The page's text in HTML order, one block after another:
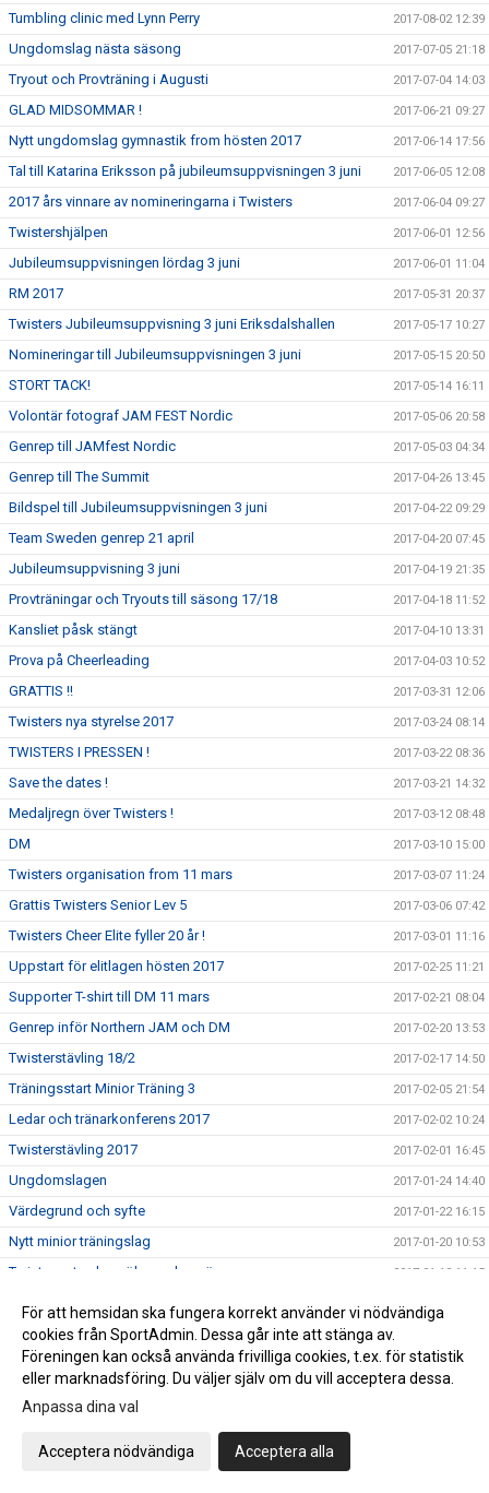
Tumbling clinic med Lynn Perry 2017-08-02 12:39
Ungdomslag nästa säsong 2017-07-05 21:18
Tryout och Provträning i Augusti 2017-07-04 14:03
GLAD MIDSOMMAR ! 2017-06-21 09:27
Nytt ungdomslag gymnastik from hösten 2017 2017-06-14 17:56
Tal till Katarina Eriksson på jubileumsuppvisningen 3 juni 2017-06-05 12:08
2017 års vinnare av nomineringarna i Twisters 2017-06-04 09:27
Twistershjälpen 2017-06-01 12:56
Jubileumsuppvisningen lördag 3 juni 2017-06-01 11:04
RM 2017 2017-05-31 20:37
Twisters Jubileumsuppvisning 3 juni Eriksdalshallen 2017-05-17 10:27
Nomineringar till Jubileumsuppvisningen 3 juni 2017-05-15 20:50
STORT TACK! 2017-05-14 16:11
Volontär fotograf JAM FEST Nordic 2017-05-06 20:58
Genrep till JAMfest Nordic 2017-05-03 04:34
Genrep till The Summit 2017-04-26 13:45
Bildspel till Jubileumsuppvisningen 3 juni 2017-04-22 09:29
Team Sweden genrep 21 april 2017-04-20 07:45
Jubileumsuppvisning 3 juni 2017-04-19 21:35
Provträningar och Tryouts till säsong 17/18 2017-04-18 11:52
Kansliet påsk stängt 2017-04-10 13:31
Prova på Cheerleading 2017-04-03 10:52
GRATTIS !! 2017-03-31 12:06
Twisters nya styrelse 2017 2017-03-24 08:14
TWISTERS I PRESSEN ! 2017-03-22 08:36
Save the dates ! 2017-03-21 14:32
Medaljregn över Twisters ! 2017-03-12 08:48
DM 2017-03-10 15:00
Twisters organisation from 11 mars 2017-03-07 11:24
Grattis Twisters Senior Lev 5 2017-03-06 07:42
Twisters Cheer Elite fyller 20 år ! 2017-03-01 11:16
Uppstart för elitlagen hösten 2017 2017-02-25 11:21
Supporter T-shirt till DM 11 mars 2017-02-21 08:04
Genrep inför Northern JAM och DM 2017-02-20 13:53
Twisterstävling 18/2 2017-02-17 14:50
Träningsstart Minior Träning 3 2017-02-05 21:54
Ledar och tränarkonferens 2017 2017-02-02 10:24
Twisterstävling 2017 2017-02-01 16:45
Ungdomslagen 2017-01-24 14:40
Värdegrund och syfte 2017-01-22 16:15
Nytt minior träningslag 2017-01-20 10:53
Twisters styrelse söker ny kassör 2017-01-18 11:15
ÅRSMÖTE Twisters 2017-01-18 11:11
Ledarutbildning SISU 11 februari
Träna med landslaget - nu på fredag! 2017-01-05 13:36
Tack SISU!
För att hemsidan ska fungera korrekt använder vi nödvändiga
cookies från SportAdmin. Dessa går inte att stänga av.
Föreningen kan också använda frivilliga cookies, t.ex. för statistik
eller marknadsföring. Du väljer själv om du vill acceptera dessa.
Anpassa dina val
Acceptera nödvändiga Acceptera alla